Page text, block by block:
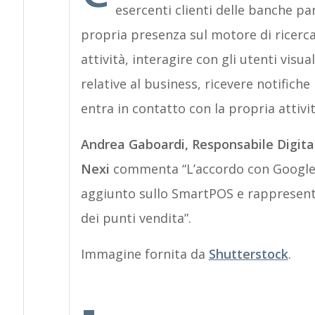
esercenti clienti delle banche
propria presenza sul motore di
attività, interagire con gli utenti
relative al business, ricevere
entra in contatto con la propria
Andrea Gaboardi, Responsabile
Nexi commenta “L’accordo con
aggiunto sullo SmartPOS e
dei punti vendita”.
Immagine fornita da Shutterstock.